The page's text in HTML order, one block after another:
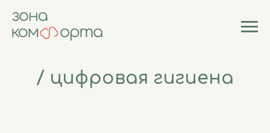
/ цифровая гигиена